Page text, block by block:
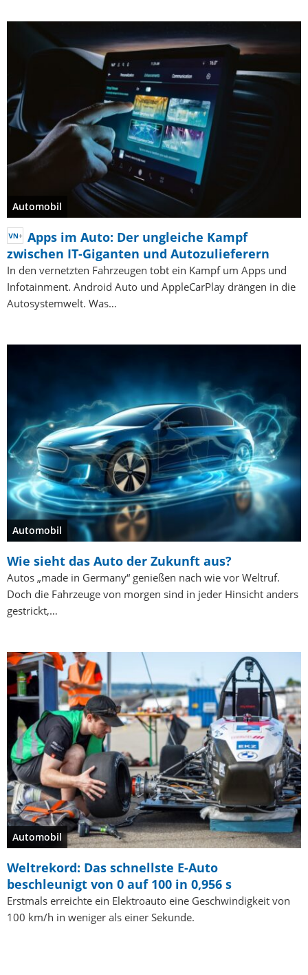
Automobil
Apps im Auto: Der ungleiche Kampf
zwischen IT-Giganten und Autozulieferern
In den vernetzten Fahrzeugen tobt ein Kampf um Apps und
Infotainment. Android Auto und AppleCarPlay drängen in die
Autosystemwelt. Was…
Automobil
Wie sieht das Auto der Zukunft aus?
Autos „made in Germany“ genießen nach wie vor Weltruf.
Doch die Fahrzeuge von morgen sind in jeder Hinsicht anders
gestrickt,…
Automobil
Weltrekord: Das schnellste E-Auto
beschleunigt von 0 auf 100 in 0,956 s
Erstmals erreichte ein Elektroauto eine Geschwindigkeit von
100 km/h in weniger als einer Sekunde.